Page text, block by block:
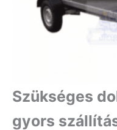
Szükséges
gyors